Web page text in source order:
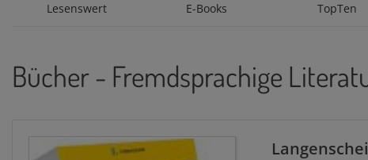
Lesenswert E-Books TopTen
Bücher - Fremdsprachige